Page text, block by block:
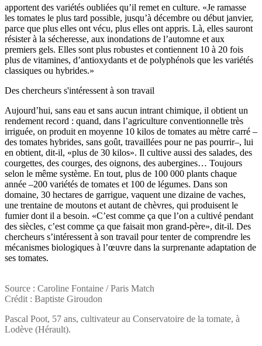
apportent des variétés oubliées qu’il remet en culture. «Je ramasse
les tomates le plus tard possible, jusqu’à décembre ou début janvier,
parce que plus elles ont vécu, plus elles ont appris. Là, elles sauront
résister à la sécheresse, aux inondations de l’automne et aux
premiers gels. Elles sont plus robustes et contiennent 10 à 20 fois
plus de vitamines, d’antioxydants et de polyphénols que les variétés
classiques ou hybrides.»
Des chercheurs s'intéressent à son travail
Aujourd’hui, sans eau et sans aucun intrant chimique, il obtient un
rendement record : quand, dans l’agriculture conventionnelle très
irriguée, on produit en moyenne 10 kilos de tomates au mètre carré –
des tomates hybrides, sans goût, travaillées pour ne pas pourrir–, lui
en obtient, dit-il, «plus de 30 kilos». Il cultive aussi des salades, des
courgettes, des courges, des oignons, des aubergines… Toujours
selon le même système. En tout, plus de 100 000 plants chaque
année –200 variétés de tomates et 100 de légumes. Dans son
domaine, 30 hectares de garrigue, vaquent une dizaine de vaches,
une trentaine de moutons et autant de chèvres, qui produisent le
fumier dont il a besoin. «C’est comme ça que l’on a cultivé pendant
des siècles, c’est comme ça que faisait mon grand-père», dit-il. Des
chercheurs s’intéressent à son travail pour tenter de comprendre les
mécanismes biologiques à l’œuvre dans la surprenante adaptation de
ses tomates.
Source : Caroline Fontaine / Paris Match
Crédit : Baptiste Giroudon
Pascal Poot, 57 ans, cultivateur au Conservatoire de la tomate, à
Lodève (Hérault).